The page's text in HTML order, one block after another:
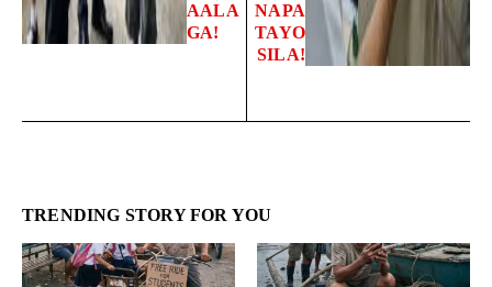
AALA
GA!
NAPA
TAYO
SILA!
TRENDING STORY FOR YOU